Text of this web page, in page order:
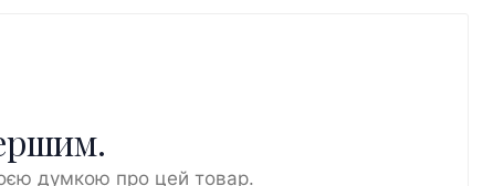
думкою про цей товар.